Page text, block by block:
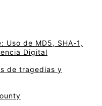
Uso de MD5, SHA-1,
Digital
de tragedias y